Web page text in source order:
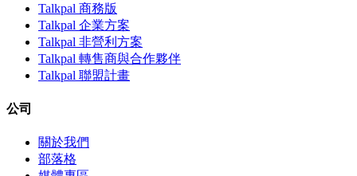
Talkpal 商務版
Talkpal 企業方案
Talkpal 非營利方案
Talkpal 轉售商與合作夥伴
Talkpal 聯盟計畫
公司
關於我們
部落格